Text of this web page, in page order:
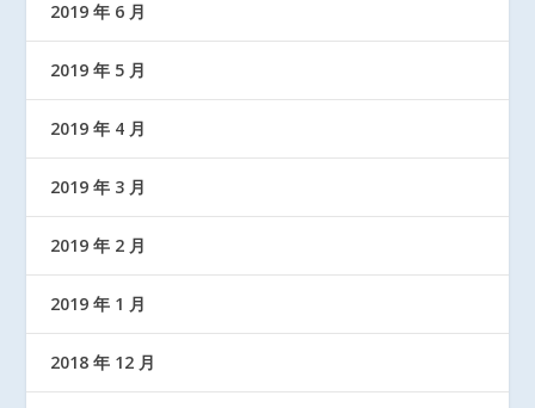
2019 年 6 月
2019 年 5 月
2019 年 4 月
2019 年 3 月
2019 年 2 月
2019 年 1 月
2018 年 12 月